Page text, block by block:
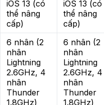
iOS 13 (có
thể nâng
cấp)
iOS 13 (có
thể nâng
cấp)
6 nhân (2
nhân
Lightning
2.6GHz, 4
nhân
Thunder
1.8GHz)
6 nhân (2
nhân
Lightning
2.6GHz, 4
nhân
Thunder
1.8GHz)